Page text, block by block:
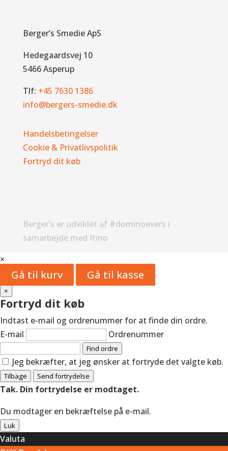
Berger’s Smedie ApS
Hedegaardsvej 10
5466 Asperup
Tlf: +45 7630 1386
info@bergers-smedie.dk
Handelsbetingelser
Cookie & Privatlivspolitik
Fortryd dit køb
Berger’s er udviklet af #dominoevers i
samarbejde med Itino
×
Gå til kurv Gå til kasse
×
Fortryd dit køb
Indtast e-mail og ordrenummer for at finde din ordre.
E-mail
Ordrenummer
Find ordre
Jeg bekræfter, at jeg ønsker at fortryde det valgte køb.
Tilbage Send fortrydelse
Tak. Din fortrydelse er modtaget.
Du modtager en bekræftelse på e-mail.
Luk
Valuta